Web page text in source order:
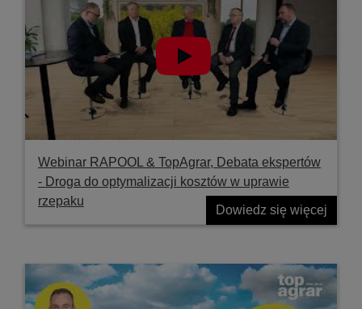
Webinar RAPOOL & TopAgrar, Debata ekspertów
- Droga do optymalizacji kosztów w uprawie
rzepaku
Dowiedz się więcej